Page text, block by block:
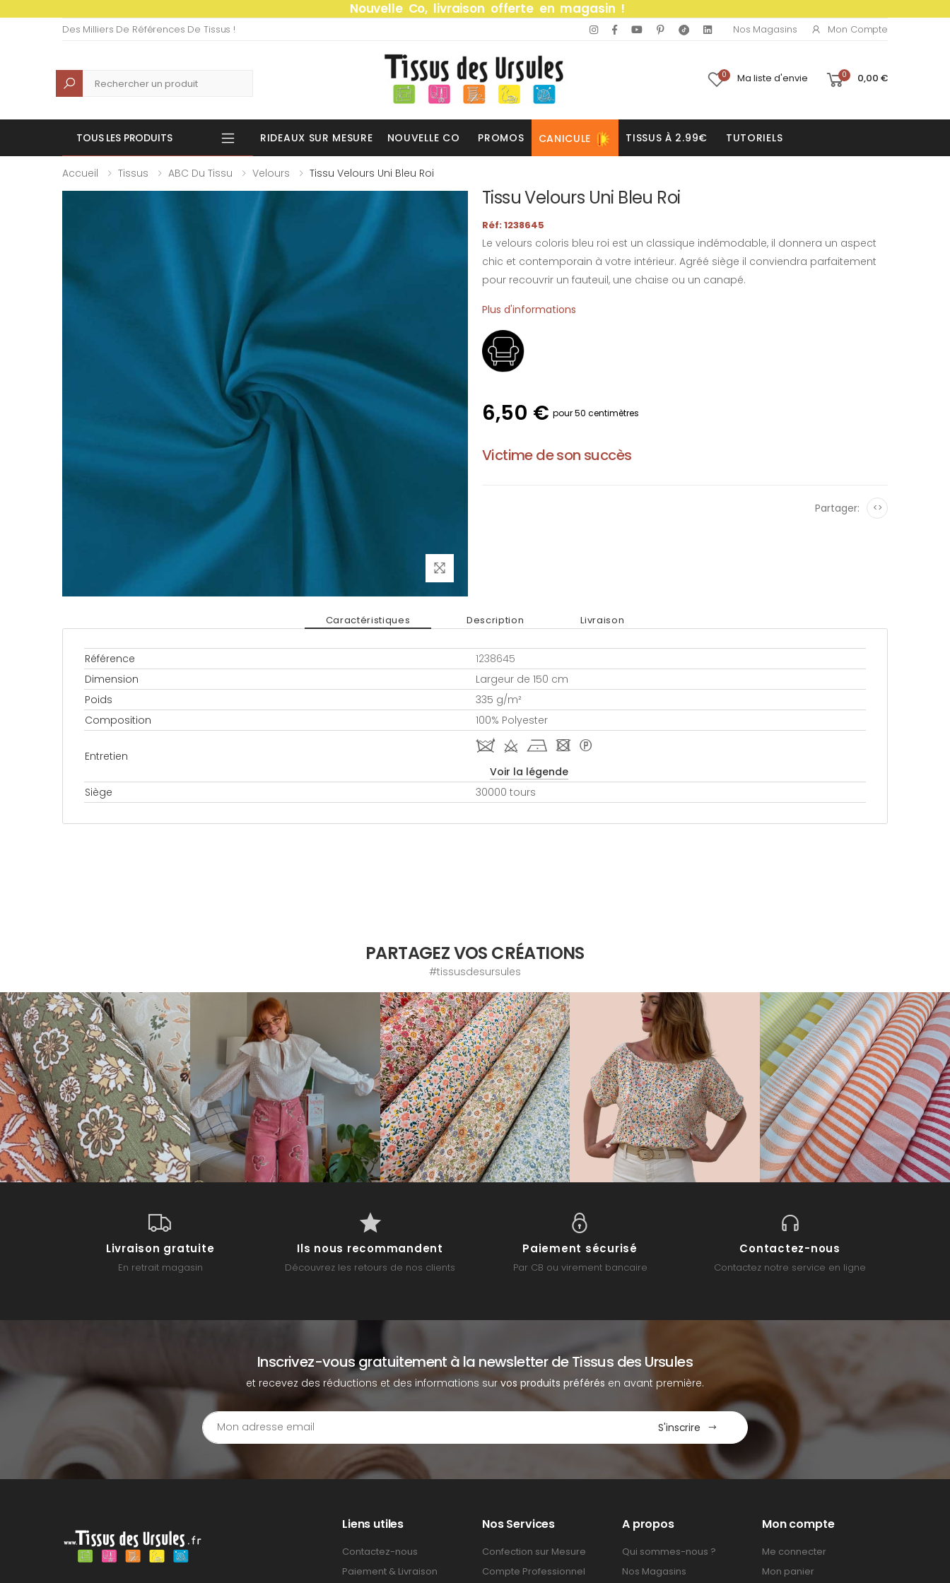
Nouvelle Co, livraison offerte en magasin !
Des Milliers De Références De Tissus ! Nos Magasins Mon Compte
Recherche 0 Ma liste d'envie 0 0,00 €
TOUS LES PRODUITS RIDEAUX SUR MESURE NOUVELLE CO PROMOS CANICULE TISSUS À 2.99€ TUTORIELS
Accueil Tissus ABC Du Tissu Velours Tissu Velours Uni Bleu Roi
Tissu Velours Uni Bleu Roi
Réf: 1238645
Le velours coloris bleu roi est un classique indémodable, il donnera un aspect
chic et contemporain à votre intérieur. Agréé siège il conviendra parfaitement
pour recouvrir un fauteuil, une chaise ou un canapé.
Plus d'informations
6,50 € pour 50 centimètres
Victime de son succès
Partager: <>
Caractéristiques Description Livraison
Référence
1238645
Dimension
Largeur de 150 cm
Poids
335 g/m²
Composition
100% Polyester
Entretien
i d h - *
Voir la légende
Siège
30000 tours
PARTAGEZ VOS CRÉATIONS
#tissusdesursules
Livraison gratuite
En retrait magasin
Ils nous recommandent
Découvrez les retours de nos clients
Paiement sécurisé
Par CB ou virement bancaire
Contactez-nous
Contactez notre service en ligne
Inscrivez-vous gratuitement à la newsletter de Tissus des Ursules
et recevez des réductions et des informations survos produits préférés en avant première.
S'inscrire
Liens utiles
Contactez-nous
Paiement & Livraison
Nos Services
Confection sur Mesure
Compte Professionnel
A propos
Qui sommes-nous ?
Nos Magasins
Mon compte
Me connecter
Mon panier